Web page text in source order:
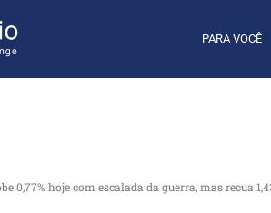
PARA VOCÊ
0,77% hoje com escalada da guerra, mas recua